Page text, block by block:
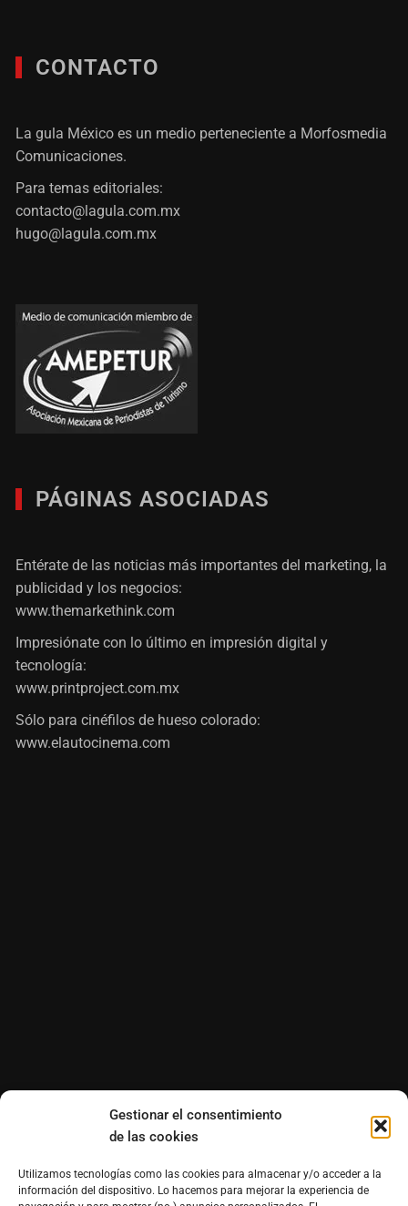
Gestionar el consentimiento
de las cookies
Utilizamos tecnologías como las cookies para almacenar y/o acceder a la
información del dispositivo. Lo hacemos para mejorar la experiencia de
CONTACTO
La gula México es un medio perteneciente a Morfosmedia
Comunicaciones.
Para temas editoriales:
contacto@lagula.com.mx
hugo@lagula.com.mx
PÁGINAS ASOCIADAS
Entérate de las noticias más importantes del marketing, la
publicidad y los negocios:
www.themarkethink.com
Impresiónate con lo último en impresión digital y
tecnología:
www.printproject.com.mx
Sólo para cinéfilos de hueso colorado:
www.elautocinema.com